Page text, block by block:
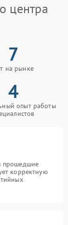
центра
7
на рынке
4
опыт работы
прошедшие
корректную